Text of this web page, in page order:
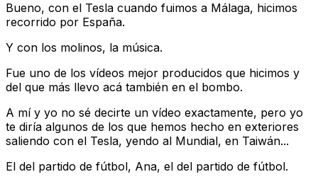
Bueno, con el Tesla cuando fuimos a Málaga, hicimos
recorrido por España.
Y con los molinos, la música.
Fue uno de los vídeos mejor producidos que hicimos y
del que más llevo acá también en el bombo.
A mí y yo no sé decirte un vídeo exactamente, pero yo
te diría algunos de los que hemos hecho en exteriores
saliendo con el Tesla, yendo al Mundial, en Taiwán...
El del partido de fútbol, Ana, el del partido de fútbol.